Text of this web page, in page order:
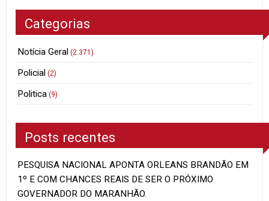
Categorias
Notícia Geral (2.371)
Policial (2)
Politica (9)
Posts recentes
PESQUISA NACIONAL APONTA ORLEANS BRANDÃO EM
1º E COM CHANCES REAIS DE SER O PRÓXIMO
GOVERNADOR DO MARANHÃO.